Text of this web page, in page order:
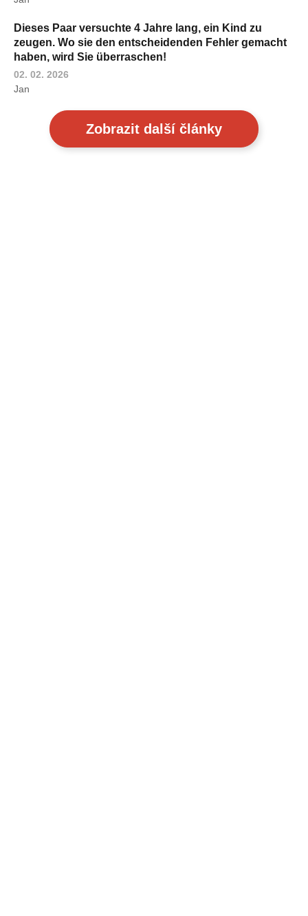
Dieses Paar versuchte 4 Jahre lang, ein Kind zu
zeugen. Wo sie den entscheidenden Fehler gemacht
haben, wird Sie überraschen!
02. 02. 2026
Jan
Zobrazit další články